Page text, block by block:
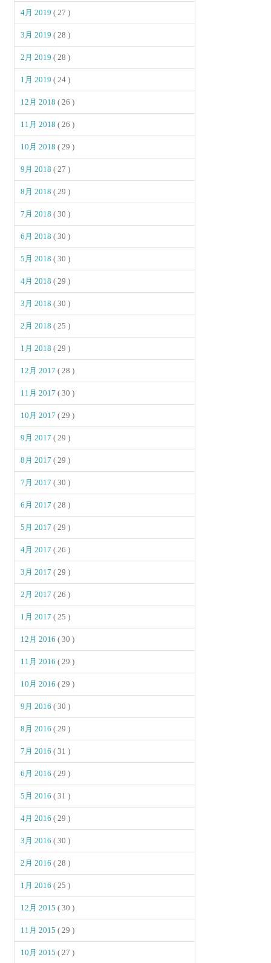
4月 2019( 27 )
3月 2019( 28 )
2月 2019( 28 )
1月 2019( 24 )
12月 2018( 26 )
11月 2018( 26 )
10月 2018( 29 )
9月 2018( 27 )
8月 2018( 29 )
7月 2018( 30 )
6月 2018( 30 )
5月 2018( 30 )
4月 2018( 29 )
3月 2018( 30 )
2月 2018( 25 )
1月 2018( 29 )
12月 2017( 28 )
11月 2017( 30 )
10月 2017( 29 )
9月 2017( 29 )
8月 2017( 29 )
7月 2017( 30 )
6月 2017( 28 )
5月 2017( 29 )
4月 2017( 26 )
3月 2017( 29 )
2月 2017( 26 )
1月 2017( 25 )
12月 2016( 30 )
11月 2016( 29 )
10月 2016( 29 )
9月 2016( 30 )
8月 2016( 29 )
7月 2016( 31 )
6月 2016( 29 )
5月 2016( 31 )
4月 2016( 29 )
3月 2016( 30 )
2月 2016( 28 )
1月 2016( 25 )
12月 2015( 30 )
11月 2015( 29 )
10月 2015( 27 )